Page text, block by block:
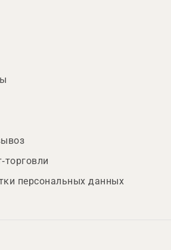
торговли
персональных данных